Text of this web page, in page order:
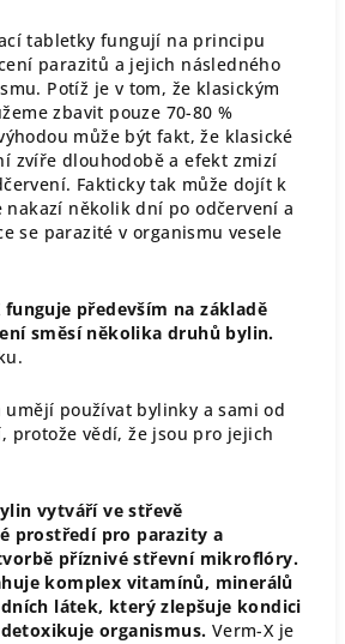
tabletky fungují na principu
parazitů a jejich následného
Potíž je v tom, že klasickým
zbavit pouze 70-80 %
může být fakt, že klasické
zvíře dlouhodobě a efekt zmizí
Fakticky tak může dojít k
nakazí několik dní po odčervení a
se parazité v organismu vesele
funguje především na základě
směsí několika druhů bylin.
používat bylinky a sami od
protože vědí, že jsou pro jejich
vytváří ve střevě
prostředí pro parazity a
příznivé střevní mikroflóry.
komplex vitamínů, minerálů
látek, který zlepšuje kondici
organismus. Verm-X je